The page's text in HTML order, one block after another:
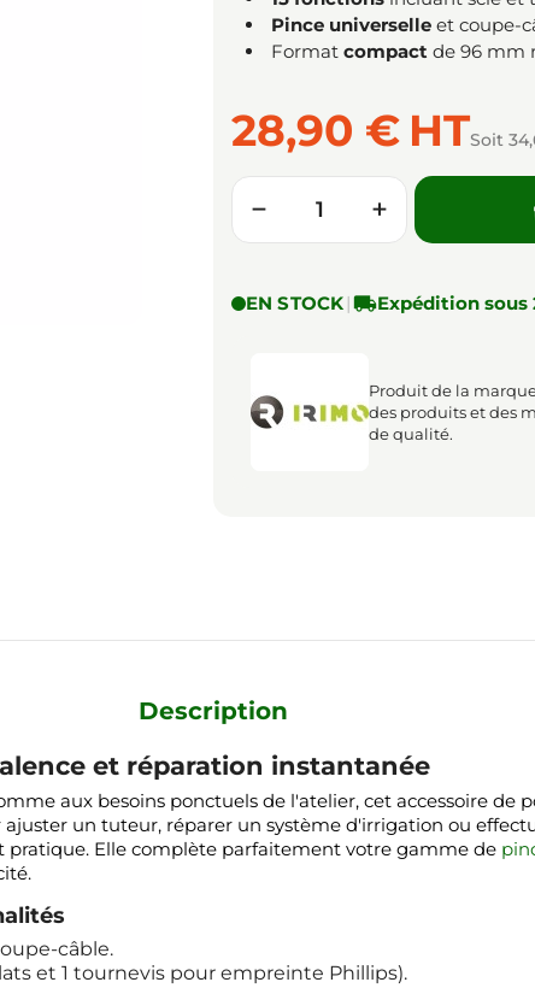
Pince universelle et coupe-
Format compact de 96 mm
28,90 € HTSoit
Quantité
− +
EN STOCK |Expédition sous
Produit de la
des produits et des
de qualité.
Description
et réparation instantanée
aux besoins ponctuels de l'atelier, cet accessoire de
un tuteur, réparer un système d'irrigation ou
Elle complète parfaitement votre gamme de
câble.
et 1 tournevis pour empreinte Phillips).